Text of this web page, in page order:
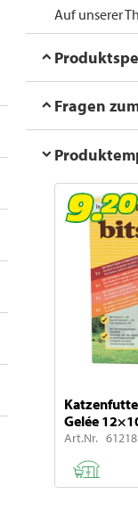
Auf unserer
Fragen
Gelée
Art.Nr. 61218